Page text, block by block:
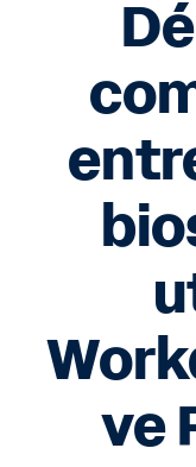
Avantages
Industries
Ressources
Tarification
ve